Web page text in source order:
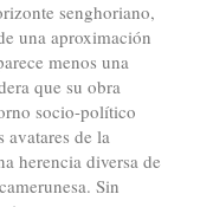
senghoriano,
una aproximación
menos una
que su obra
socio-político
avatares de la
herencia diversa de
Sin